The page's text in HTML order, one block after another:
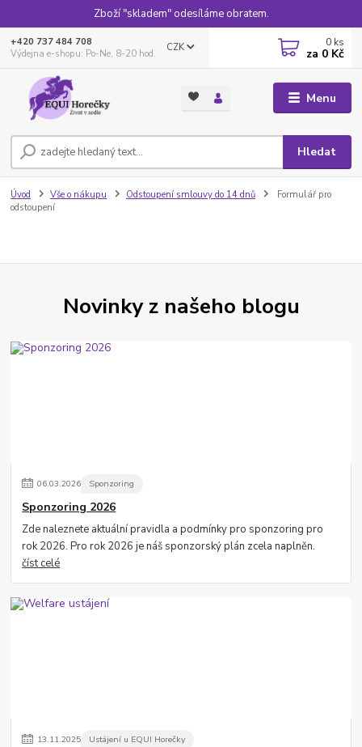
Zboží "skladem" odesíláme obratem.
Menu
CZK
Hledat
+420 737 484 708
Výdejna e-shopu: Po-Ne, 8-20 hod.
0 ks
za 0 Kč
Úvod Vše o nákupu Odstoupení smlouvy do 14 dnů
Formulář pro
odstoupení
Novinky z našeho blogu
06.03.2026 Sponzoring
Sponzoring 2026
Zde naleznete aktuální pravidla a podmínky pro sponzoring pro
rok 2026. Pro rok 2026 je náš sponzorský plán zcela naplněn.
číst celé
13.11.2025 Ustájení u EQUI Horečky